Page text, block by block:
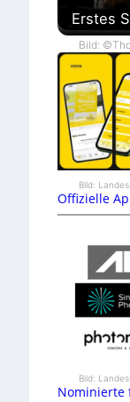
Erstes
Bild:
Bild:
Offizielle
Bild:
Nominierte